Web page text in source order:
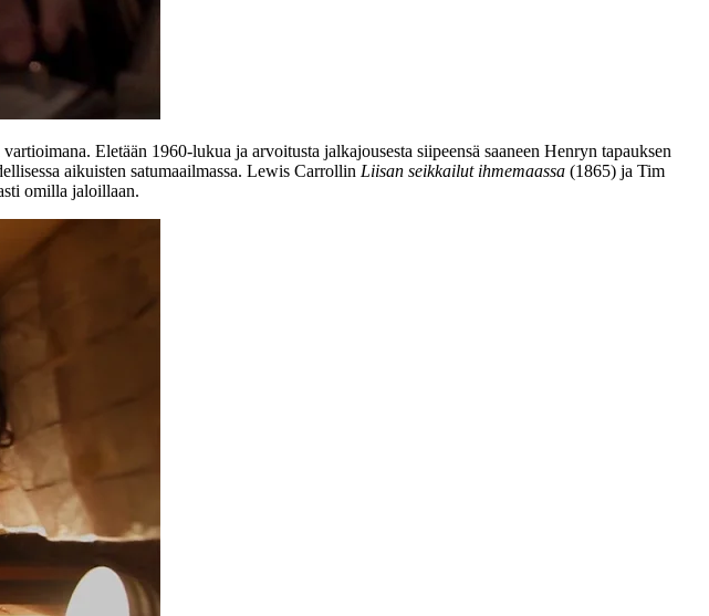
Eletään 1960‑lukua ja arvoitusta jalkajousesta siipeensä saaneen Henryn tapauksen
aikuisten satumaailmassa. Lewis Carrollin Liisan seikkailut ihmemaassa (1865) ja Tim
omilla jaloillaan.